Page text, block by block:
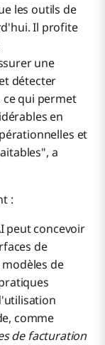
les outils de
Il profite
une
détecter
ce qui permet
en
et
a
:
peut concevoir
de
de
comme
de facturation